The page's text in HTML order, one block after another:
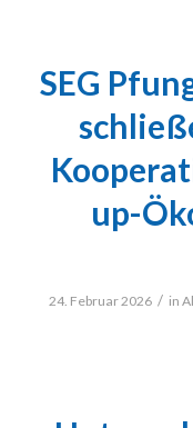
SEG
up-
24. Februar 2026 / in